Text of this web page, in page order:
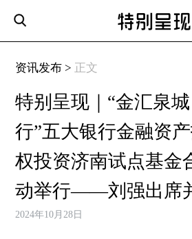
资讯发布 > 正文
特别呈现｜“金汇泉
行”五大银行金融资
权投资济南试点基金
动举行——刘强出席
2024年10月28日